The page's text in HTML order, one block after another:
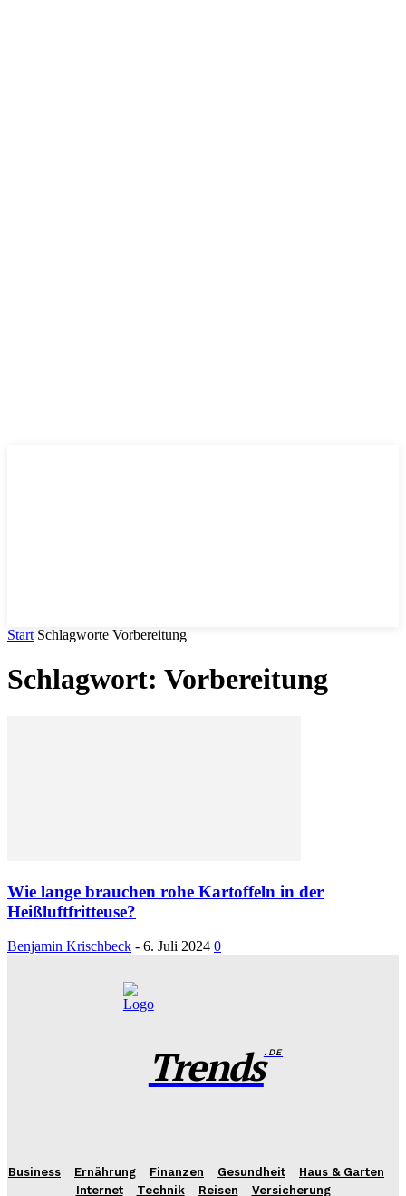
Start Schlagworte Vorbereitung
Schlagwort: Vorbereitung
Wie lange brauchen rohe Kartoffeln in der
Heißluftfritteuse?
Benjamin Krischbeck - 6. Juli 2024 0
Trends.DE
Business Ernährung Finanzen Gesundheit
Haus & Garten
Internet
Technik Reisen Versicherung